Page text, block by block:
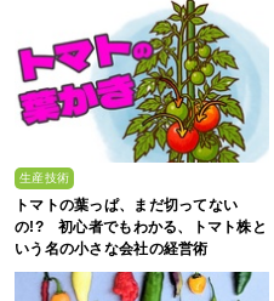
生産技術
トマトの葉っぱ、まだ切ってない
の!? 初心者でもわかる、トマト株と
いう名の小さな会社の経営術